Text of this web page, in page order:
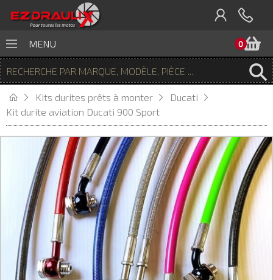
0
MENU
Kits durites prêts à monter
Ducati
Kit durite aviation Ducati 900 Sport